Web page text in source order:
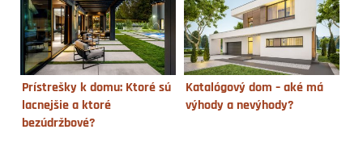
Prístrešky k domu: Ktoré sú
lacnejšie a ktoré
bezúdržbové?
Katalógový dom – aké má
výhody a nevýhody?